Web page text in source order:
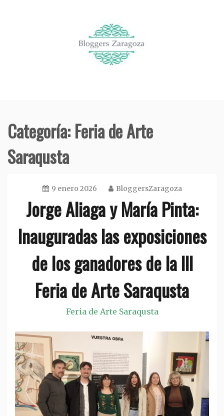
Categoría:Feria de Arte
Saraqusta
9 enero 2026 BloggersZaragoza
Jorge Aliaga y María Pinta:
Inauguradas las exposiciones
de los ganadores de la III
Feria de Arte Saraqusta
Feria de Arte Saraqusta